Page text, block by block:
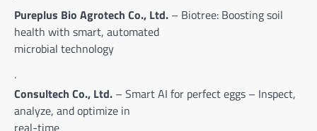
Pureplus Bio Agrotech Co., Ltd. – Biotree: Boosting soil
health with smart, automated
microbial technology
·
Consultech Co., Ltd. – Smart AI for perfect eggs – Inspect,
analyze, and optimize in
real-time